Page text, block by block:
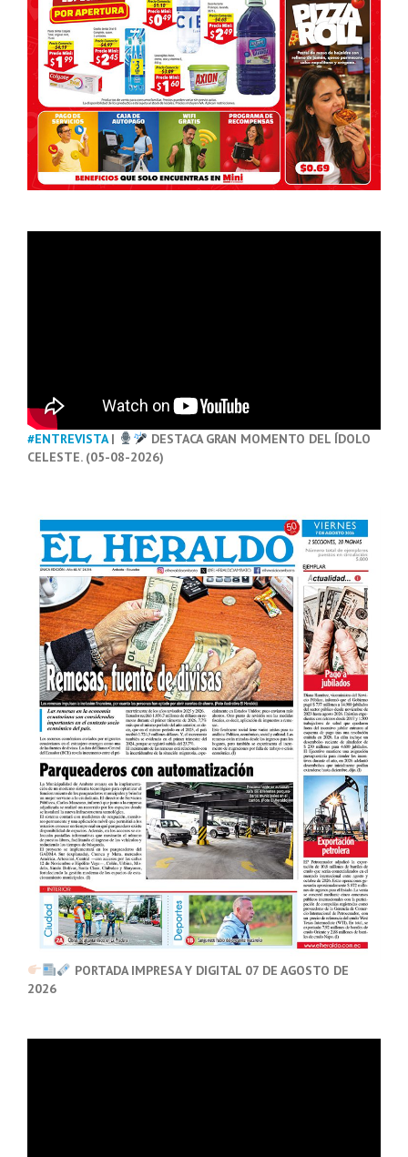
#ENTREVISTA|
DESTACA GRAN MOMENTO DEL ÍDOLO
CELESTE. (05-08-2026)
PORTADA IMPRESA Y DIGITAL 07 DE AGOSTO DE
2026